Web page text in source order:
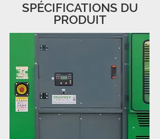
SPÉCIFICATIONS DU
PRODUIT